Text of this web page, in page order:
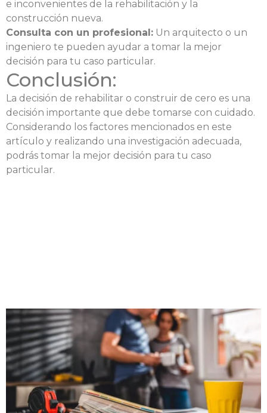
e inconvenientes de la rehabilitación y la
construcción nueva.
Consulta con un profesional: Un arquitecto o un
ingeniero te pueden ayudar a tomar la mejor
decisión para tu caso particular.
Conclusión:
La decisión de rehabilitar o construir de cero es una
decisión importante que debe tomarse con cuidado.
Considerando los factores mencionados en este
artículo y realizando una investigación adecuada,
podrás tomar la mejor decisión para tu caso
particular.